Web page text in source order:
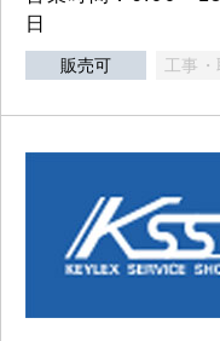
日
販売可 工事